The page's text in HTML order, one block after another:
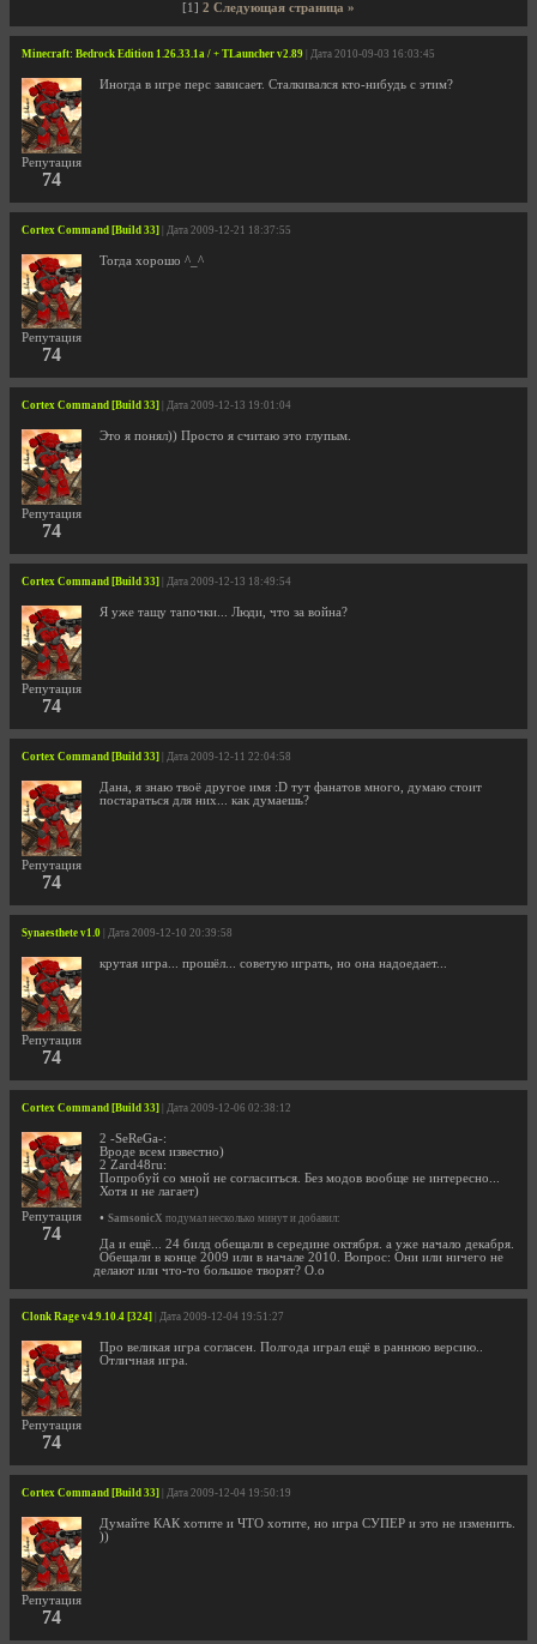
[1] 2 Следующая страница »
Minecraft: Bedrock Edition 1.26.33.1a / + TLauncher v2.89 | Дата 2010-09-03 16:03:45
Репутация
74
Иногда в игре перс зависает. Сталкивался кто-нибудь с этим?
Cortex Command [Build 33] | Дата 2009-12-21 18:37:55
Репутация
74
Тогда хорошо ^_^
Cortex Command [Build 33] | Дата 2009-12-13 19:01:04
Репутация
74
Это я понял)) Просто я считаю это глупым.
Cortex Command [Build 33] | Дата 2009-12-13 18:49:54
Репутация
74
Я уже тащу тапочки... Люди, что за война?
Cortex Command [Build 33] | Дата 2009-12-11 22:04:58
Репутация
74
Дана, я знаю твоё другое имя :D тут фанатов много, думаю стоит
постараться для них... как думаешь?
Synaesthete v1.0 | Дата 2009-12-10 20:39:58
Репутация
74
крутая игра... прошёл... советую играть, но она надоедает...
Cortex Command [Build 33] | Дата 2009-12-06 02:38:12
Репутация
74
2 -SeReGa-:
Вроде всем известно)
2 Zard48ru:
Попробуй со мной не согласиться. Без модов вообще не интересно...
Хотя и не лагает)
• SamsonicX подумал несколько минут и добавил:
Да и ещё... 24 билд обещали в середине октября. а уже начало декабря.
Обещали в конце 2009 или в начале 2010. Вопрос: Они или ничего не
делают или что-то большое творят? О.о
Clonk Rage v4.9.10.4 [324] | Дата 2009-12-04 19:51:27
Репутация
74
Про великая игра согласен. Полгода играл ещё в раннюю версию..
Отличная игра.
Cortex Command [Build 33] | Дата 2009-12-04 19:50:19
Репутация
74
Думайте КАК хотите и ЧТО хотите, но игра СУПЕР и это не изменить.
))